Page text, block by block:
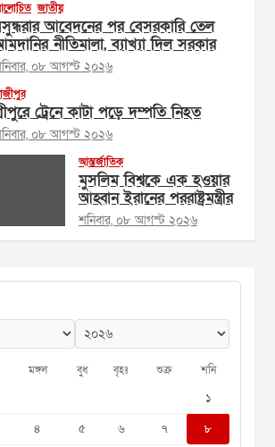
জাতীয়
আবেদনের পর বেসরকারি তেল
নীতিমালা, ব্যাখ্যা দিল সরকার
০৮ আগস্ট ২০২৬
ট্রেনে কাটা পড়ে দম্পতি নিহত
০৮ আগস্ট ২০২৬
আন্তর্জাতিক
মুসলিম বিশ্বকে এক হওয়ার
আহ্বান ইরানের পররাষ্ট্রমন্ত্রীর
শনিবার, ০৮ আগস্ট ২০২৬
মঙ্গল বুধ বৃহঃ শুক্র শনি
১
৪ ৫ ৬ ৭ ৮